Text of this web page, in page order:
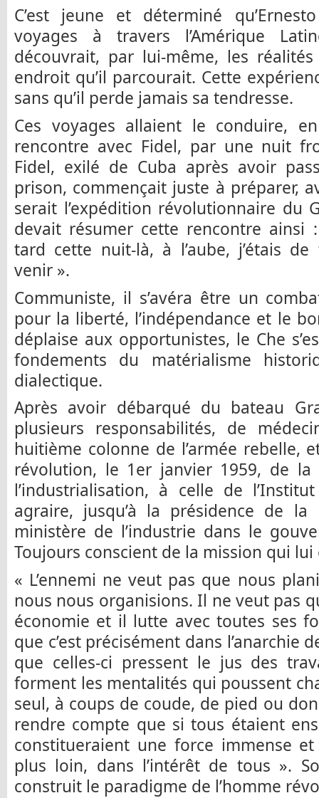
C’est jeune et déterminé
voyages à travers l’Amérique
découvrait, par lui-même, les
endroit qu’il parcourait. Cette
sans qu’il perde jamais sa tendresse.
Ces voyages allaient le conduire,
rencontre avec Fidel, par une nuit
Fidel, exilé de Cuba après avoir
prison, commençait juste à préparer,
serait l’expédition révolutionnaire du
devait résumer cette rencontre ainsi
tard cette nuit-là, à l’aube, j’étais
venir ».
Communiste, il s’avéra être un
pour la liberté, l’indépendance et le
déplaise aux opportunistes, le Che
fondements du matérialisme
dialectique.
Après avoir débarqué du bateau
plusieurs responsabilités, de
huitième colonne de l’armée rebelle,
révolution, le 1er janvier 1959, de
l’industrialisation, à celle de
agraire, jusqu’à la présidence de
ministère de l’industrie dans le
Toujours conscient de la mission qui
« L’ennemi ne veut pas que nous
nous nous organisions. Il ne veut pas
économie et il lutte avec toutes ses
que c’est précisément dans l’anarchie
que celles-ci pressent le jus des
forment les mentalités qui poussent
seul, à coups de coude, de pied ou
rendre compte que si tous étaient
constitueraient une force immense
plus loin, dans l’intérêt de tous ».
construit le paradigme de l’homme